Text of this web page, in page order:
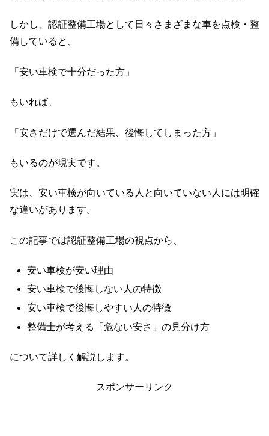
しかし、認証整備工場として日々さまざまな車を点検・整
備していると、
「安い車検で十分だった方」
もいれば、
「安さだけで選んだ結果、後悔してしまった方」
もいるのが現実です。
実は、安い車検が向いている人と向いていない人には明確
な違いがあります。
この記事では認証整備工場の視点から、
安い車検が安い理由
安い車検で後悔しない人の特徴
安い車検で後悔しやすい人の特徴
整備士が考える「危ない安さ」の見分け方
について詳しく解説します。
スポンサーリンク